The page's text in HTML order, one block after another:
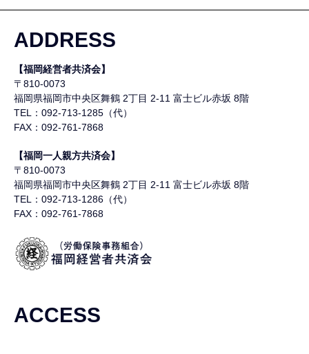
ADDRESS
【福岡経営者共済会】
〒810-0073
福岡県福岡市中央区舞鶴 2丁目 2-11 富士ビル赤坂 8階
TEL：092-713-1285（代）
FAX：092-761-7868
【福岡一人親方共済会】
〒810-0073
福岡県福岡市中央区舞鶴 2丁目 2-11 富士ビル赤坂 8階
TEL：092-713-1286（代）
FAX：092-761-7868
ACCESS